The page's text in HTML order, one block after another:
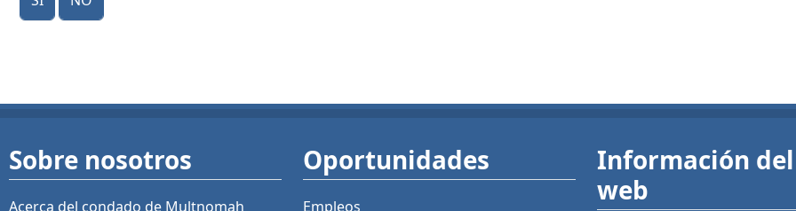
Sobre nosotros
Acerca del condado de Multnomah
Oportunidades
Empleos
Información
web